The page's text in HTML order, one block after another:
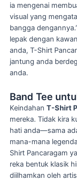
ia mengenai
visual yang
bangga
lepak dengan
anda, T-Shirt
jantung anda
anda.
Band Tee
Keindahan T-Shirt
mereka. Tidak kira
hati anda—sama
mana-mana
Shirt Pancaragam
reka bentuk klasik
diilhamkan oleh